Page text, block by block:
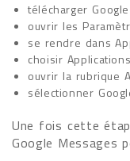
télécharger
ouvrir les
se rendre dans
choisir
ouvrir la rubrique
sélectionner
Une fois cette
Google Messages